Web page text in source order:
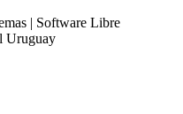
| Software Libre
Uruguay